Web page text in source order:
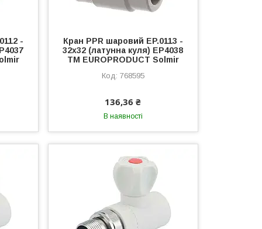
-
Кран PPR шаровий EP.0113 -
32x32 (латунна куля) EP4038
ТМ EUROPRODUCT Solmir
768595
136,36 ₴
В наявності